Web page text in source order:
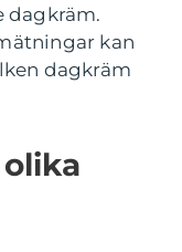
dagkräm.
kan
dagkräm